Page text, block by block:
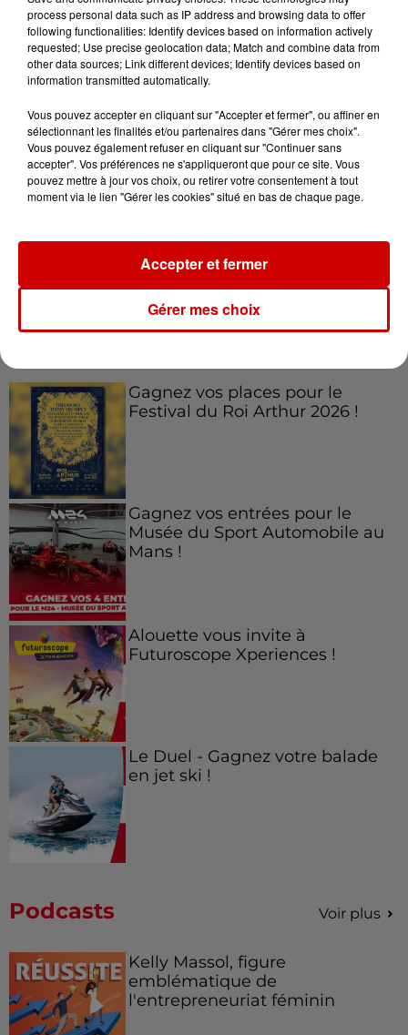
6 août 2026
Invasion de physalies sur des
6 août 2026
À LA UNE : affaire Manon
Amel Bent en...
Jeux
Gagnez vos places pour le
Festival du Roi Arthur 2026 !
Gagnez vos entrées pour le
Musée du Sport Automobile au
Mans !
Alouette vous invite à
Futuroscope Xperiences !
Le Duel - Gagnez votre balade
en jet ski !
Podcasts Voir plus
Kelly Massol, figure
emblématique de
l'entrepreneuriat féminin
process personal data such as IP address and browsing data to offer
following functionalities: Identify devices based on information actively
requested; Use precise geolocation data; Match and combine data from
other data sources; Link different devices; Identify devices based on
information transmitted automatically.
Vous pouvez accepter en cliquant sur "Accepter et fermer", ou affiner en
sélectionnant les finalités et/ou partenaires dans "Gérer mes choix".
Vous pouvez également refuser en cliquant sur "Continuer sans
accepter". Vos préférences ne s'appliqueront que pour ce site. Vous
pouvez mettre à jour vos choix, ou retirer votre consentement à tout
moment via le lien "Gérer les cookies" situé en bas de chaque page.
Gérer mes choix
Accepter et fermer